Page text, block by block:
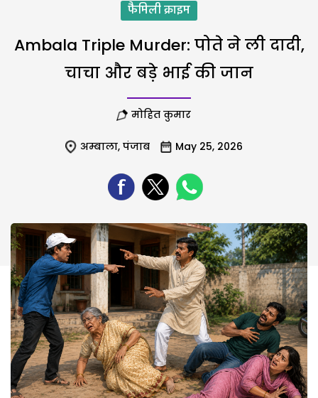
फैमिली क्राइम
Ambala Triple Murder: पोते ने ली दादी,
चाचा और बड़े भाई की जान
मोहित कुमार
अम्बाला, पंजाब May 25, 2026